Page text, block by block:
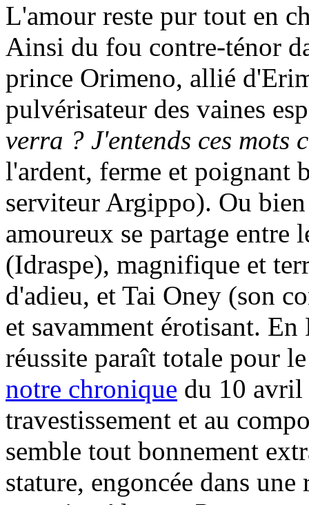
L'amour reste pur tout en
Ainsi du fou contre-ténor
prince Orimeno, allié
pulvérisateur des vaines
verra ? J'entends ces mots
l'ardent, ferme et poignant
serviteur Argippo). Ou
amoureux se partage
(Idraspe), magnifique et
d'adieu, et Tai Oney (son
et savamment érotisant.
réussite paraît totale pour
notre chronique du 10 avril
travestissement et au
semble tout bonnement
stature, engoncée dans